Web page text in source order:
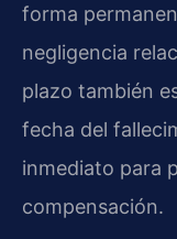
forma
negligencia
plazo también
fecha del
inmediato para
compensación.